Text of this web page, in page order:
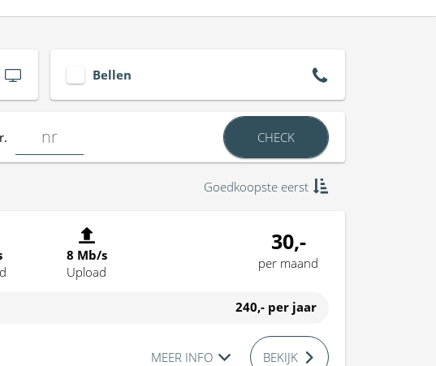
Bellen
CHECK
Goedkoopste eerst
8 Mb/s
Upload
30,-
per maand
240,- per jaar
MEER INFO BEKIJK